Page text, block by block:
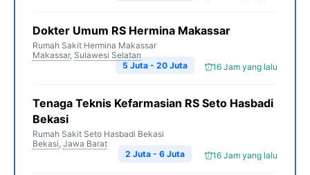
Dokter Umum RS Hermina Makassar
Rumah Sakit Hermina Makassar
Makassar, Sulawesi Selatan
16 Jam yang lalu
5 Juta - 20 Juta
Tenaga Teknis Kefarmasian RS Seto Hasbadi
Bekasi
Rumah Sakit Seto Hasbadi Bekasi
Bekasi, Jawa Barat
16 Jam yang lalu
2 Juta - 6 Juta